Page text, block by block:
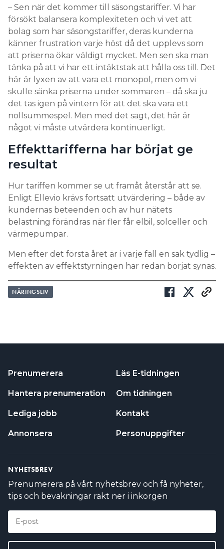
– Sen när det kommer till säsongstariffer. Vi har
försökt balansera komplexiteten och vi vet att
bolag som har säsongstariffer, deras kunderna
känner frustration varje höst då det upplevs som
att priserna ökar väldigt mycket. Men sen ska man
tänka på att vi har ett intäktstak att hålla oss till. Det
här är lyxen av att vara ett monopol, men om vi
skulle sänka priserna under sommaren – då ska ju
det tas igen på vintern för att det ska vara ett
nollsummespel. Men med det sagt, det här är
något vi måste utvärdera kontinuerligt.
Effekttarifferna har börjat ge
resultat
Hur tariffen kommer se ut framåt återstår att se.
Enligt Ellevio krävs fortsatt utvärdering – både av
kundernas beteenden och av hur nätets
belastning förändras när fler får elbil, solceller och
värmepumpar.
Men efter det första året är i varje fall en sak tydlig –
effekten av effektstyrningen har redan börjat synas.
NÄRINGSLIV
Prenumerera
Hantera prenumeration
Lediga jobb
Annonsera
Läs E-tidningen
Om tidningen
Kontakt
Personuppgifter
NYHETSBREV
Prenumerera på vårt nyhetsbrev och få nyheter,
tips och bevakningar rakt ner i inkorgen